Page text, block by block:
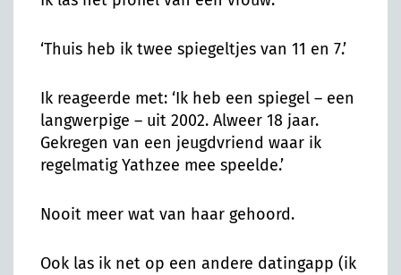
‘Thuis heb ik twee spiegeltjes van 11 en 7.’
Ik reageerde met: ‘Ik heb een spiegel – een
langwerpige – uit 2002. Alweer 18 jaar.
Gekregen van een jeugdvriend waar ik
regelmatig Yathzee mee speelde.’
Nooit meer wat van haar gehoord.
Ook las ik net op een andere datingapp (ik